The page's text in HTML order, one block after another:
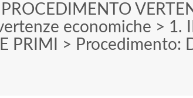
economiche > 1.
PRIMI
> Procedimento: